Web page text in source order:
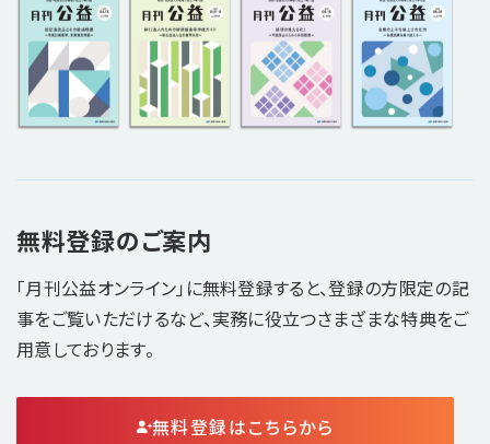
無料登録のご案内
「月刊公益オンライン」に無料登録すると、登録の方限定の記
事をご覧いただけるなど、実務に役立つさまざまな特典をご
用意しております。
無料登録はこちらから